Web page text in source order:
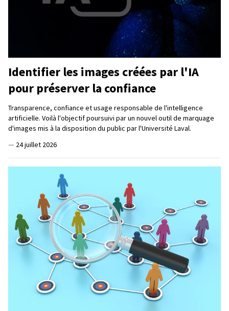
Identifier les images créées par l'IA
pour préserver la confiance
Transparence, confiance et usage responsable de l'intelligence
artificielle. Voilà l'objectif poursuivi par un nouvel outil de marquage
d'images mis à la disposition du public par l'Université Laval.
— 24 juillet 2026